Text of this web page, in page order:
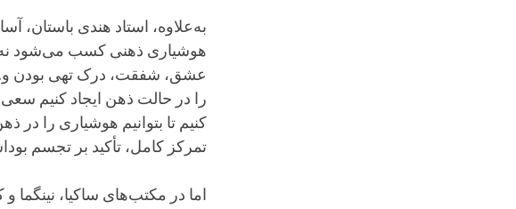
به‌علاوه، استاد هندی باستان،
هوشیاری ذهنی کسب می‌شود نه
عشق، شفقت، درک تهی بودن و...
را در حالت ذهن ایجاد کنیم
کنیم تا بتوانیم هوشیاری را
تمرکز کامل، تأکید بر تجسم
اما در مکتب‌های ساکیا، نینگما